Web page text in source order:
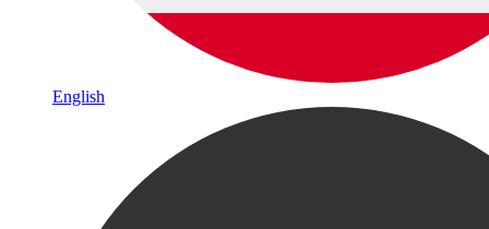
English